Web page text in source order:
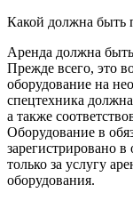
Какой должна быть
Аренда должна
Прежде всего, это
оборудование на
спецтехника
а также
Оборудование в
зарегистрировано
только за услугу
оборудования.